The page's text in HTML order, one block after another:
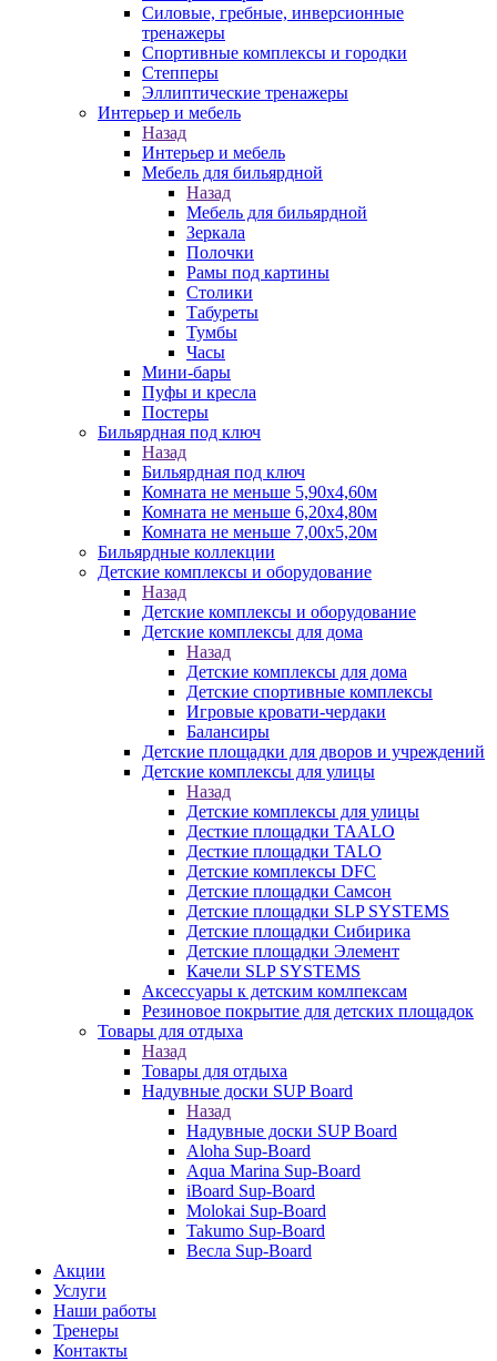
Силовые, гребные, инверсионные
тренажеры
Спортивные комплексы и городки
Степперы
Эллиптические тренажеры
Интерьер и мебель
Назад
Интерьер и мебель
Мебель для бильярдной
Назад
Мебель для бильярдной
Зеркала
Полочки
Рамы под картины
Столики
Табуреты
Тумбы
Часы
Мини-бары
Пуфы и кресла
Постеры
Бильярдная под ключ
Назад
Бильярдная под ключ
Комната не меньше 5,90х4,60м
Комната не меньше 6,20х4,80м
Комната не меньше 7,00х5,20м
Бильярдные коллекции
Детские комплексы и оборудование
Назад
Детские комплексы и оборудование
Детские комплексы для дома
Назад
Детские комплексы для дома
Детские спортивные комплексы
Игровые кровати-чердаки
Балансиры
Детские площадки для дворов и учреждений
Детские комплексы для улицы
Назад
Детские комплексы для улицы
Десткие площадки TAALO
Десткие площадки TALO
Детские комплексы DFC
Детские площадки Самсон
Детские площадки SLP SYSTEMS
Детские площадки Сибирика
Детские площадки Элемент
Качели SLP SYSTEMS
Аксессуары к детским комлпексам
Резиновое покрытие для детских площадок
Товары для отдыха
Назад
Товары для отдыха
Надувные доски SUP Board
Назад
Надувные доски SUP Board
Aloha Sup-Board
Aqua Marina Sup-Board
iBoard Sup-Board
Molokai Sup-Board
Takumo Sup-Board
Весла Sup-Board
Акции
Услуги
Наши работы
Тренеры
Контакты